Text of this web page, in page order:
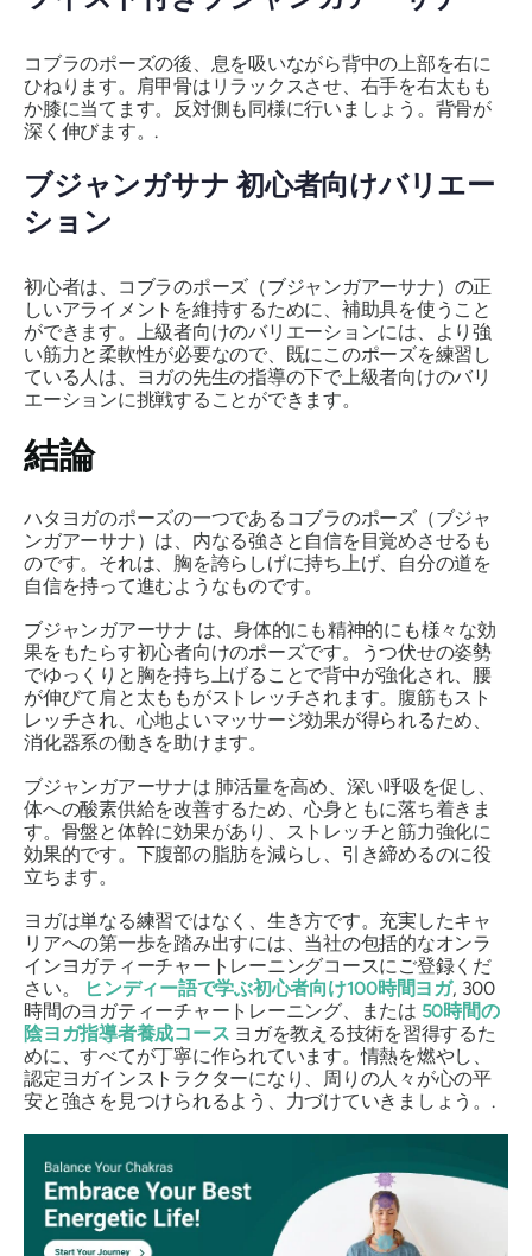
コブラのポーズの後、息を吸いながら背中の上部を右に
ひねります。肩甲骨はリラックスさせ、右手を右太もも
か膝に当てます。反対側も同様に行いましょう。背骨が
深く伸びます。.
ブジャンガサナ 初心者向けバリエー
ション
初心者は、コブラのポーズ （ブジャンガアーサナ） の正
しいアライメントを維持するために、補助具を使うこと
ができます。上級者向けのバリエーションには、より強
い筋力と柔軟性が必要なので、既にこのポーズを練習し
ている人は、ヨガの先生の指導の下で上級者向けのバリ
エーションに挑戦することができます。
結論
ハタヨガのポーズの一つであるコブラのポーズ（ブジャ
ンガアーサナ）は、内なる強さと自信を目覚めさせるも
のです。それは、胸を誇らしげに持ち上げ、自分の道を
自信を持って進むようなものです。
ブジャンガアーサナ は、身体的にも精神的にも様々な効
果をもたらす初心者向けのポーズです。うつ伏せの姿勢
でゆっくりと胸を持ち上げることで背中が強化され、腰
が伸びて肩と太ももがストレッチされます。腹筋もスト
レッチされ、心地よいマッサージ効果が得られるため、
消化器系の働きを助けます。
ブジャンガアーサナは 肺活量を高め、深い呼吸を促し、
体への酸素供給を改善するため、心身ともに落ち着きま
す。骨盤と体幹に効果があり、ストレッチと筋力強化に
効果的です。下腹部の脂肪を減らし、引き締めるのに役
立ちます。
ヨガは単なる練習ではなく、生き方です。充実したキャ
リアへの第一歩を踏み出すには、当社の包括的なオンラ
インヨガティーチャートレーニングコースにご登録くだ
さい。
ヒンディー語で学ぶ初心者向け100時間ヨガ, 300
時間のヨガティーチャートレーニング、または 50時間の
陰ヨガ指導者養成コース ヨガを教える技術を習得するた
めに、すべてが丁寧に作られています。情熱を燃やし、
認定ヨガインストラクターになり、周りの人々が心の平
安と強さを見つけられるよう、力づけていきましょう。.